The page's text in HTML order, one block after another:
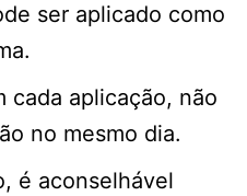
ser aplicado como
cada aplicação, não
no mesmo dia.
é aconselhável